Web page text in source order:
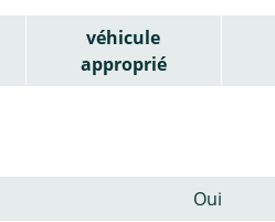
véhicule
approprié
Oui